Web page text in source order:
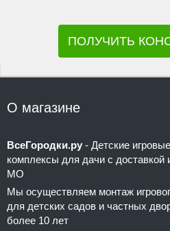
ПОЛУЧИТЬ
О магазине
ВсеГородки.ру - Детские
комплексы для дачи с доставкой
МО
Мы осуществляем монтаж
для детских садов и частных
более 10 лет